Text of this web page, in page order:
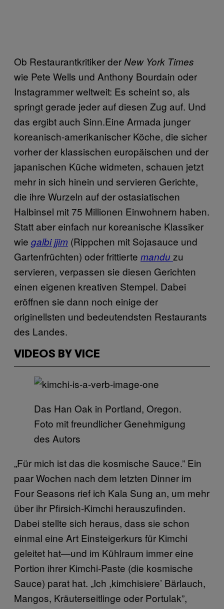
Ob Restaurantkritiker derNew York Times
wie Pete Wells und Anthony Bourdain oder
Instagrammer weltweit: Es scheint so, als
springt gerade jeder auf diesen Zug auf. Und
das ergibt auch Sinn.Eine Armada junger
koreanisch-amerikanischer Köche, die sicher
vorher der klassischen europäischen und der
japanischen Küche widmeten, schauen jetzt
mehr in sich hinein und servieren Gerichte,
die ihre Wurzeln auf der ostasiatischen
Halbinsel mit 75 Millionen Einwohnern haben.
Statt aber einfach nur koreanische Klassiker
wie galbi jjim (Rippchen mit Sojasauce und
Gartenfrüchten) oder frittierte manduzu
servieren, verpassen sie diesen Gerichten
einen eigenen kreativen Stempel. Dabei
eröffnen sie dann noch einige der
originellsten und bedeutendsten Restaurants
des Landes.
VIDEOS BY VICE
Das Han Oak in Portland, Oregon.
Foto mit freundlicher Genehmigung
des Autors
„Für mich ist das die kosmische Sauce.” Ein
paar Wochen nach dem letzten Dinner im
Four Seasons rief ich Kala Sung an, um mehr
über ihr Pfirsich-Kimchi herauszufinden.
Dabei stellte sich heraus, dass sie schon
einmal eine Art Einsteigerkurs für Kimchi
geleitet hat—und im Kühlraum immer eine
Portion ihrer Kimchi-Paste (die kosmische
Sauce) parat hat. „Ich ,kimchisiere’ Bärlauch,
Mangos, Kräuterseitlinge oder Portulak”,